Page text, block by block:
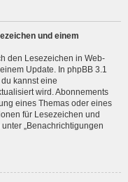
und einem
den Lesezeichen in Web-
Update. In phpBB 3.1
kannst eine
wird. Abonnements
eines Themas oder eines
für Lesezeichen und
„Benachrichtigungen